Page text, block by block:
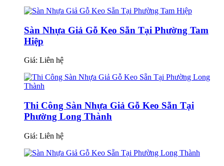
Sàn Nhựa Giả Gỗ Keo Sẵn Tại Phường Tam
Hiệp
Giá: Liên hệ
Thi Công Sàn Nhựa Giả Gỗ Keo Sẵn Tại
Phường Long Thành
Giá: Liên hệ